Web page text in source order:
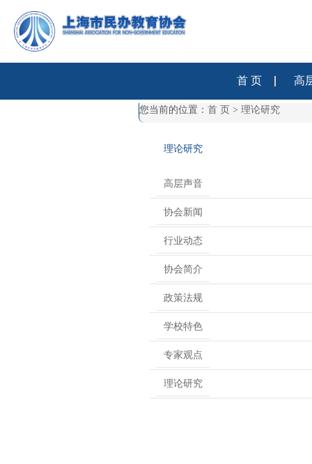
首 页 高
您当前的位置： 首 页 > 理论研究
理论研究
高层声音
协会新闻
行业动态
协会简介
政策法规
学校特色
专家观点
理论研究